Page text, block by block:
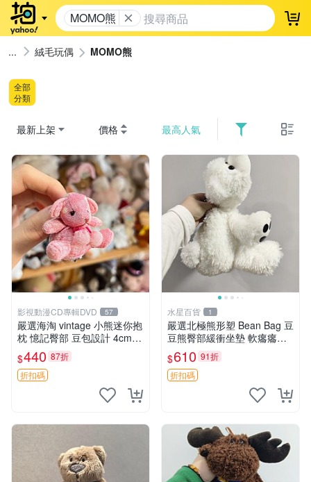
MOMO熊 登
絨毛玩偶 MOMO熊
全部
分類
最新上架 價格 最高人氣
影視動漫CD專輯DVD 57
嚴選海淘 vintage 小熊迷你抱
枕 憶記臀部 豆包設計 4cm
高 推薦收藏 迷你豆包小熊、
高臀部、豆袋抱枕
$440 87折
折扣碼
水星百貨 1
嚴選北極熊形塑 Bean Bag 豆
豆熊臀部緩衝坐墊 軟癟癟舒
壓設計 保暖又實用 適合久坐
放松 推薦居家使用 RUSS系
列 豆豆熊屁屁坐墊 3D顆粒結
$610 91折
折扣碼